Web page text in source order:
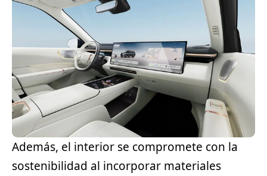
Además, el interior se compromete con la
sostenibilidad al incorporar materiales